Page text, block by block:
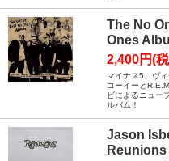
The No
Ones
2,400円(
マイナス5、ヴ
コーイーと
ビによるニュー
ルバム！
Jason
Reunions